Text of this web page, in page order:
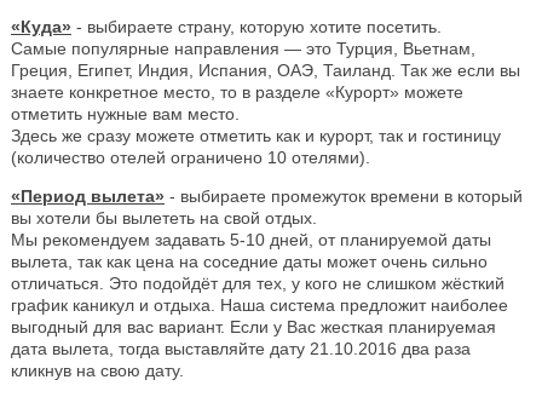
«Куда» - выбираете страну, которую хотите посетить.
Самые популярные направления — это Турция, Вьетнам,
Греция, Египет, Индия, Испания, ОАЭ, Таиланд. Так же если вы
знаете конкретное место, то в разделе «Курорт» можете
отметить нужные вам место.
Здесь же сразу можете отметить как и курорт, так и гостиницу
(количество отелей ограничено 10 отелями).
«Период вылета» - выбираете промежуток времени в который
вы хотели бы вылететь на свой отдых.
Мы рекомендуем задавать 5-10 дней, от планируемой даты
вылета, так как цена на соседние даты может очень сильно
отличаться. Это подойдёт для тех, у кого не слишком жёсткий
график каникул и отдыха. Наша система предложит наиболее
выгодный для вас вариант. Если у Вас жесткая планируемая
дата вылета, тогда выставляйте дату 21.10.2016 два раза
кликнув на свою дату.